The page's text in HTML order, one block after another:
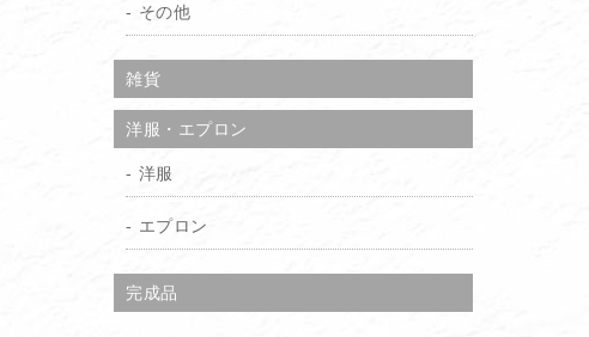
その他
雑貨
洋服・エプロン
洋服
エプロン
完成品